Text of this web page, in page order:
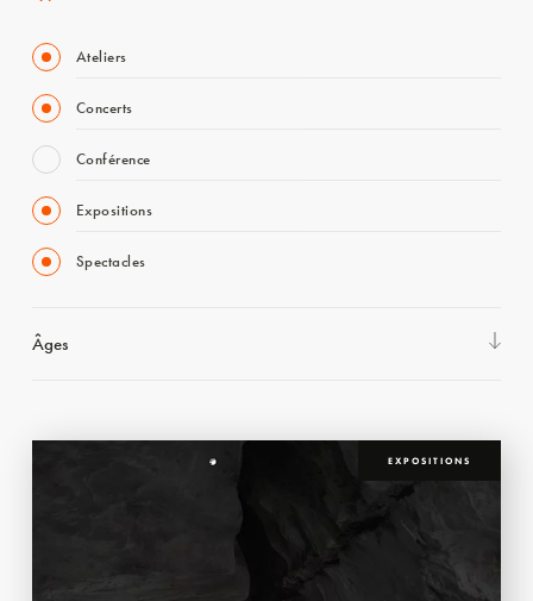
Ateliers
Concerts
Conférence
Expositions
Spectacles
Âges
EXPOSITIONS